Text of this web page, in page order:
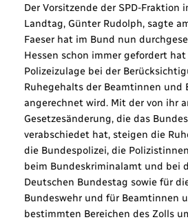
Der Vorsitzende der SPD-Fraktion
Landtag, Günter Rudolph, sagte
Faeser hat im Bund nun
Hessen schon immer gefordert
Polizeizulage bei der
Ruhegehalts der Beamtinnen und
angerechnet wird. Mit der von ihr
Gesetzesänderung, die das
verabschiedet hat, steigen die
die Bundespolizei, die
beim Bundeskriminalamt und bei
Deutschen Bundestag sowie für
Bundeswehr und für Beamtinnen
bestimmten Bereichen des Zolls